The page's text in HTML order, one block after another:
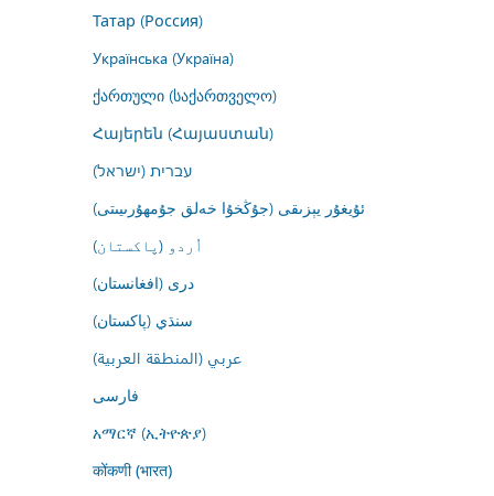
Татар (Россия)
Українська (Україна)
ქართული (საქართველო)
Հայերեն (Հայաստան)
עברית (ישראל)
ئۇيغۇر يېزىقى (جۇڭخۇا خەلق جۇمھۇرىيىتى)
اُردو (پاکستان)
درى (افغانستان)
سنڌي (پاکستان)
عربي (المنطقة العربية)
فارسى
አማርኛ (ኢትዮጵያ)
कोंकणी (भारत)